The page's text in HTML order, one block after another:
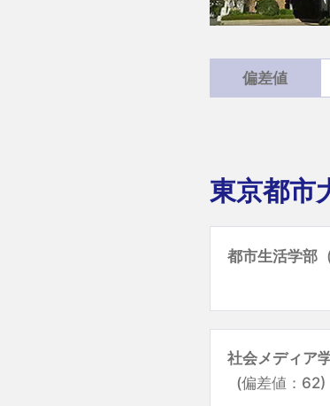
偏差値
東京都市
都市生活学部
社会メディア
(偏差値：62)